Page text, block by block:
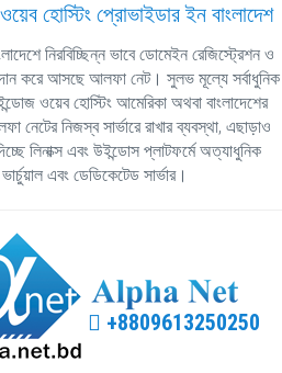
হোস্টিং প্রোভাইডার ইন বাংলাদেশ
নিরবিচ্ছিন্ন ভাবে ডোমেইন রেজিস্ট্রেশন ও
করে আসছে আলফা নেট। সুলভ মূল্যে সর্বাধুনিক
ওয়েব হোস্টিং আমেরিকা অথবা বাংলাদেশের
নেটের নিজস্ব সার্ভারে রাখার ব্যবস্থা, এছাড়াও
লিনাক্স এবং উইন্ডোস প্লাটফর্মে অত্যাধুনিক
ভার্চুয়াল এবং ডেডিকেটেড সার্ভার।
+8809613250250